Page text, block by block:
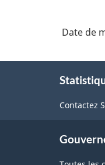
Date de
Contactez